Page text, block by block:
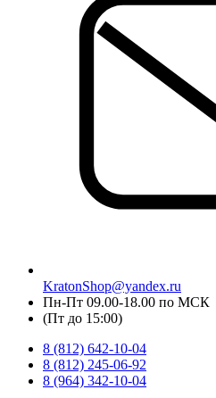
KratonShop@yandex.ru
Пн-Пт 09.00-18.00 по МСК
(Пт до 15:00)
8 (812) 642-10-04
8 (812) 245-06-92
8 (964) 342-10-04